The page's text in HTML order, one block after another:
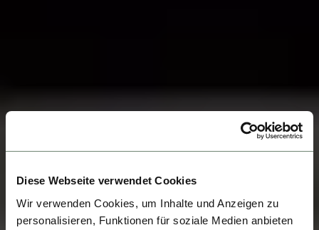
Diese Webseite verwendet Cookies
Wir verwenden Cookies, um Inhalte und Anzeigen zu
personalisieren, Funktionen für soziale Medien anbieten